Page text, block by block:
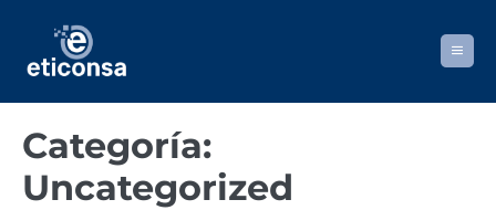
contenido
Categoría:
Uncategorized